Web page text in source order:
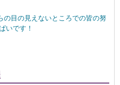
目の見えないところでの皆の努
いです！